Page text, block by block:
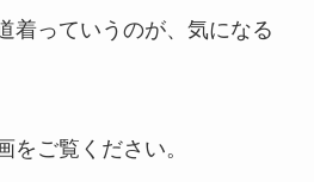
着っていうのが、気になる
をご覧ください。